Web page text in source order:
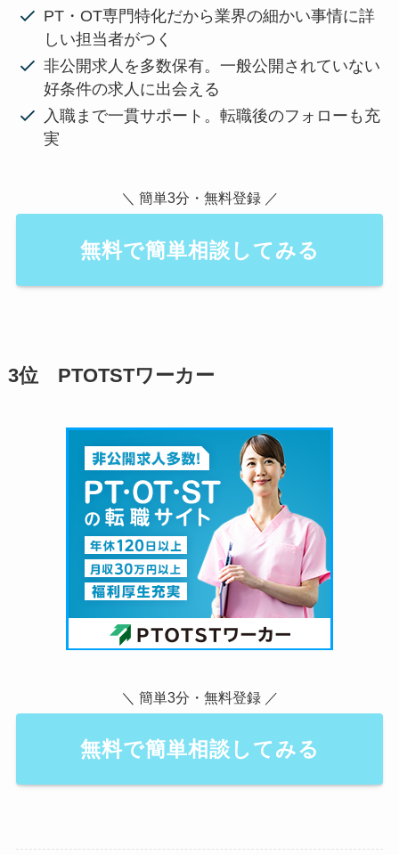
PT・OT専門特化だから業界の細かい事情に詳
しい担当者がつく
非公開求人を多数保有。一般公開されていない
好条件の求人に出会える
入職まで一貫サポート。転職後のフォローも充
実
＼ 簡単3分・無料登録 ／
無料で簡単相談してみる
3位 PTOTSTワーカー
＼ 簡単3分・無料登録 ／
無料で簡単相談してみる